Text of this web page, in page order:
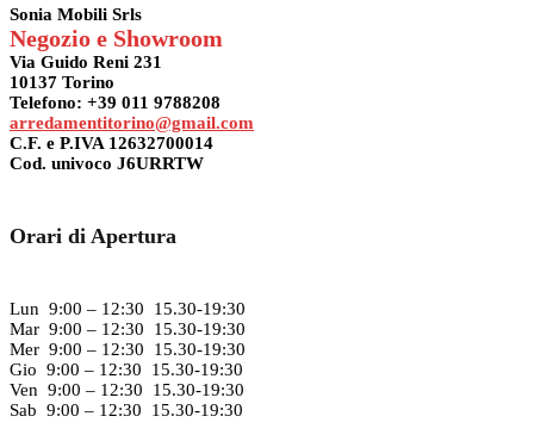
Sonia Mobili Srls
Negozio e Showroom
Via Guido Reni 231
10137 Torino
Telefono: +39 011 9788208
arredamentitorino@gmail.com
C.F. e P.IVA 12632700014
Cod. univoco J6URRTW
Orari di Apertura
Lun 9:00 – 12:30 15.30-19:30
Mar 9:00 – 12:30 15.30-19:30
Mer 9:00 – 12:30 15.30-19:30
Gio 9:00 – 12:30 15.30-19:30
Ven 9:00 – 12:30 15.30-19:30
Sab 9:00 – 12:30 15.30-19:30